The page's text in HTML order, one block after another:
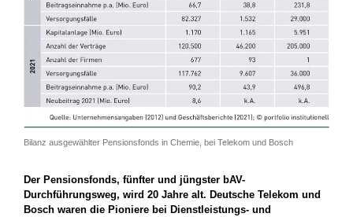
Bilanz ausgewählter Pensionsfonds in Chemie, bei Telekom und Bosch
Der Pensionsfonds, fünfter und jüngster bAV-
Durchführungsweg, wird 20 Jahre alt. Deutsche Telekom und
Bosch waren die ­Pioniere bei Dienstleistungs- und